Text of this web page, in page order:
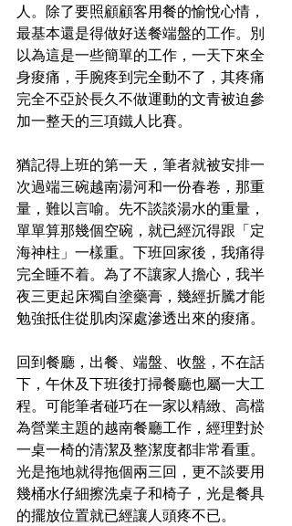
人。除了要照顧顧客用餐的愉悅心情，
最基本還是得做好送餐端盤的工作。別
以為這是一些簡單的工作，一天下來全
身痠痛，手腕疼到完全動不了，其疼痛
完全不亞於長久不做運動的文青被迫參
加一整天的三項鐵人比賽。
猶記得上班的第一天，筆者就被安排一
次過端三碗越南湯河和一份春卷，那重
量，難以言喻。先不談談湯水的重量，
單單算那幾個空碗，就已經沉得跟「定
海神柱」一樣重。下班回家後，我痛得
完全睡不着。為了不讓家人擔心，我半
夜三更起床獨自塗藥膏，幾經折騰才能
勉強抵住從肌肉深處滲透出來的痠痛。
回到餐廳，出餐、端盤、收盤，不在話
下，午休及下班後打掃餐廳也屬一大工
程。可能筆者碰巧在一家以精緻、高檔
為營業主題的越南餐廳工作，經理對於
一桌一椅的清潔及整潔度都非常看重。
光是拖地就得拖個兩三回，更不談要用
幾桶水仔細擦洗桌子和椅子，光是餐具
的擺放位置就已經讓人頭疼不已。